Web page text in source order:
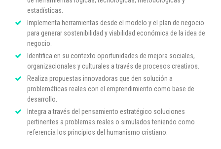
estadísticas.
Implementa herramientas desde el modelo y el plan de negocio
para generar sostenibilidad y viabilidad económica de la idea de
negocio.
Identifica en su contexto oportunidades de mejora sociales,
organizacionales y culturales a través de procesos creativos.
Realiza propuestas innovadoras que den solución a
problemáticas reales con el emprendimiento como base de
desarrollo.
Integra a través del pensamiento estratégico soluciones
pertinentes a problemas reales o simulados teniendo como
referencia los principios del humanismo cristiano.